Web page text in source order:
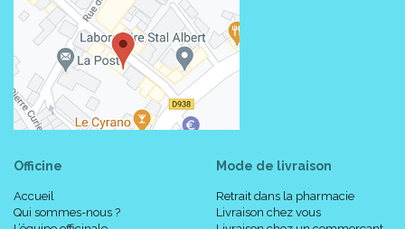
Officine
Accueil
Qui sommes-nous ?
Mode de livraison
Retrait dans la pharmacie
Livraison chez vous